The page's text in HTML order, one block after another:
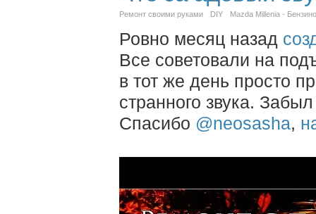
Ремонт своими руками DIY Mazda Millenia -
Ровно месяц назад
Все советовали на
в тот же день просто
странного звука.
Спасибо @neosasha,